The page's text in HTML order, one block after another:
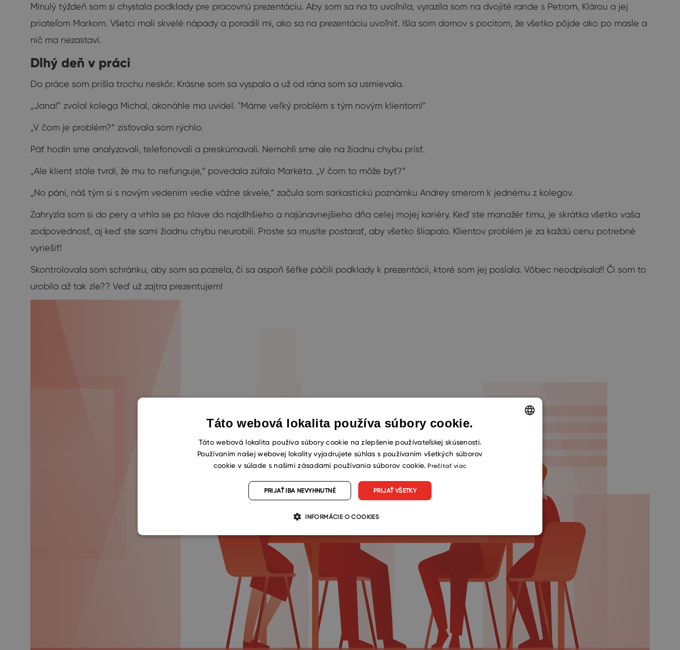
Minulý týždeň som si chystala podklady pre pracovnú prezentáciu. Aby som sa na to uvoľnila, vyrazila som na dvojité rande s Petrom, Klárou a jej
priateľom Markom. Všetci mali skvelé nápady a poradili mi, ako sa na prezentáciu uvoľniť. Išla som domov s pocitom, že všetko pôjde ako po masle a
nič ma nezastaví.
Dlhý deň v práci
Do práce som prišla trochu neskôr. Krásne som sa vyspala a už od rána som sa usmievala.
„Jana!” zvolal kolega Michal, akonáhle ma uvidel. "Máme veľký problém s tým novým klientom!“
„V čom je problém?“ zisťovala som rýchlo.
Päť hodín sme analyzovali, telefonovali a preskúmavali. Nemohli sme ale na žiadnu chybu prísť.
„Ale klient stále tvrdí, že mu to nefunguje,“ povedala zúfalo Markéta. „V čom to môže byť?“
„No páni, náš tým si s novým vedením vedie vážne skvele,“ začula som sarkastickú poznámku Andrey smerom k jednému z kolegov.
Zahryzla som si do pery a vrhla se po hlave do najdlhšieho a najúnavnejšieho dňa celej mojej kariéry. Keď ste manažér tímu, je skrátka všetko vaša
zodpovednosť, aj keď ste sami žiadnu chybu neurobili. Proste sa musíte postarať, aby všetko šliapalo. Klientov problém je za každú cenu potrebné
vyriešiť!
Skontrolovala som schránku, aby som sa pozrela, či sa aspoň šéfke páčili podklady k prezentácii, ktoré som jej poslala. Vôbec neodpísala!! Či som to
urobila až tak zle?? Veď už zajtra prezentujem!
Táto webová lokalita používa súbory cookie.
Táto webová lokalita používa súbory cookie na zlepšenie používateľskej skúsenosti.
Používaním našej webovej lokality vyjadrujete súhlas s používaním všetkých súborov
cookie v súlade s našimi zásadami používania súborov cookie. Prečítať viac
PRIJAŤ VŠETKY
PRIJAŤ IBA NEVYHNUTNÉ
INFORMÁCIE O COOKIES